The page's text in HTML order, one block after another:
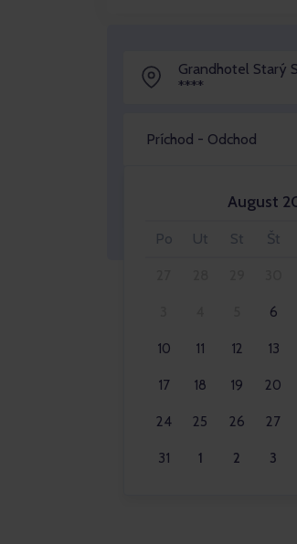
Grandhotel Starý
****
Príchod - Odchod
August
Po Ut St Št
6
10 11 12 13
17 18 19 20
24 25 26 27
31 1 2 3